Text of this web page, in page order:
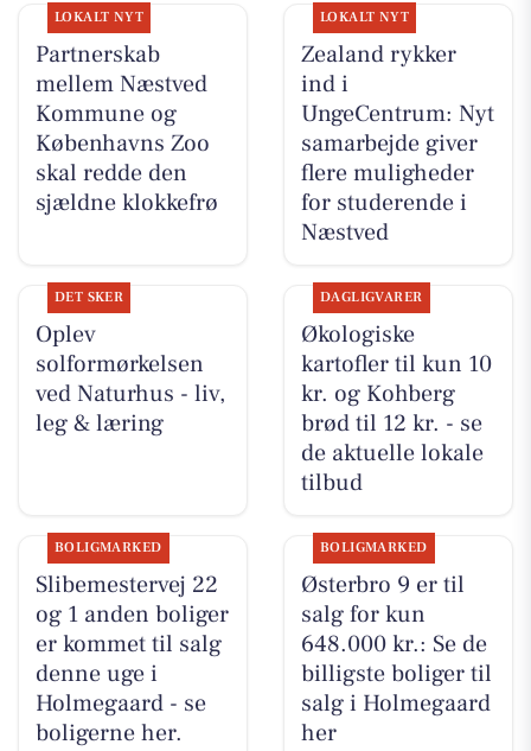
LOKALT NYT
Partnerskab
mellem Næstved
Kommune og
Københavns Zoo
skal redde den
sjældne klokkefrø
LOKALT NYT
Zealand rykker
ind i
UngeCentrum: Nyt
samarbejde giver
flere muligheder
for studerende i
Næstved
DET SKER
Oplev
solformørkelsen
ved Naturhus - liv,
leg & læring
DAGLIGVARER
Økologiske
kartofler til kun 10
kr. og Kohberg
brød til 12 kr. - se
de aktuelle lokale
tilbud
BOLIGMARKED
Slibemestervej 22
og 1 anden boliger
er kommet til salg
denne uge i
Holmegaard - se
boligerne her.
BOLIGMARKED
Østerbro 9 er til
salg for kun
648.000 kr.: Se de
billigste boliger til
salg i Holmegaard
her